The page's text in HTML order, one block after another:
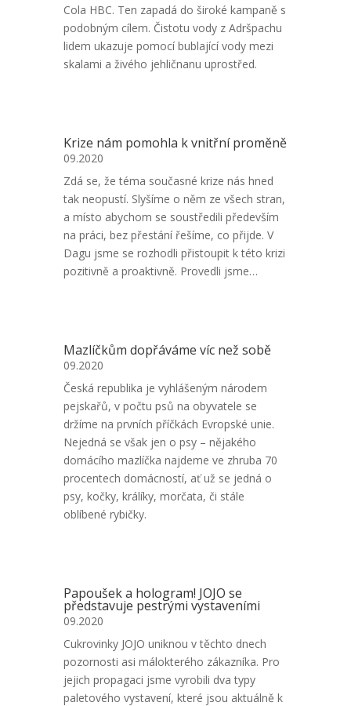
Cola HBC. Ten zapadá do široké kampaně s
podobným cílem. Čistotu vody z Adršpachu
lidem ukazuje pomocí bublající vody mezi
skalami a živého jehličnanu uprostřed.
Krize nám pomohla k vnitřní proměně
09.2020
Zdá se, že téma současné krize nás hned
tak neopustí. Slyšíme o něm ze všech stran,
a místo abychom se soustředili především
na práci, bez přestání řešíme, co přijde. V
Dagu jsme se rozhodli přistoupit k této krizi
pozitivně a proaktivně. Provedli jsme…
Mazlíčkům dopřáváme víc než sobě
09.2020
Česká republika je vyhlášeným národem
pejskařů, v počtu psů na obyvatele se
držíme na prvních příčkách Evropské unie.
Nejedná se však jen o psy – nějakého
domácího mazlíčka najdeme ve zhruba 70
procentech domácností, ať už se jedná o
psy, kočky, králíky, morčata, či stále
oblíbené rybičky.
Papoušek a hologram! JOJO se
představuje pestrými vystaveními
09.2020
Cukrovinky JOJO uniknou v těchto dnech
pozornosti asi málokterého zákazníka. Pro
jejich propagaci jsme vyrobili dva typy
paletového vystavení, které jsou aktuálně k